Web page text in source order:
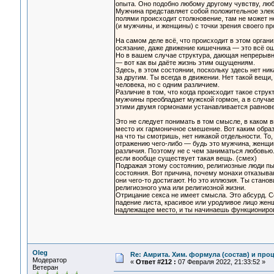
опыта. Оно подобно любому другому чувству,
Мужчина представляет собой положительное
полями происходит столкновение, там не может
(и мужчины, и женщины) с точки зрения своего
На самом деле всё, что происходит в этом
осязание, даже движение кишечника — это всё
Но в вашем случае структура, дающая
— вот как вы даёте жизнь этим ощущениям.
Здесь, в этом состоянии, поскольку здесь нет
за другим. Ты всегда в движении. Нет такой
человека, но с одним различием.
Различие в том, что когда происходит такое
мужчины преобладает мужской гормон, а в
этими двумя гормонами устанавливается
Это не следует понимать в том смысле, в каком
место их гармоничное смешение. Вот каким
на что ты смотришь, нет никакой отдельности.
отражению чего-либо — будь это мужчина,
различия. Поэтому не с чем заниматься
если вообще существует такая вещь. (смех)
Подражая этому состоянию, религиозные люди
состояния. Вот причина, почему монахи
они чего-то достигают. Но это иллюзия. Ты
религиозного ума или религиозной жизни.
Отрицание секса не имеет смысла. Это абсурд.
падение листа, красивое или уродливое лицо
надлежащее место, и ты начинаешь
Oleg
Модератор
Ветеран
Re: Амрита. Хим. формула (состав) и
« Ответ #212 : 07 Февраля 2022, 21:33:52 »